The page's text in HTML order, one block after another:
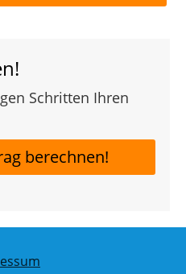
Schritten Ihren
berechnen!